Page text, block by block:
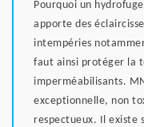
Pourquoi un
apporte des
intempéries
faut ainsi protéger la
imperméabilisants.
exceptionnelle, non
respectueux. Il existe